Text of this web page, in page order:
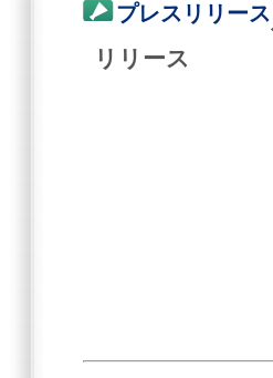
プレスリリース
リリース